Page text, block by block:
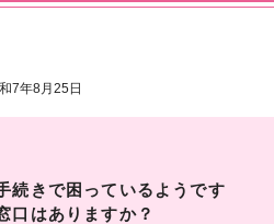
7年8月25日
続きで困っているようです
口はありますか？